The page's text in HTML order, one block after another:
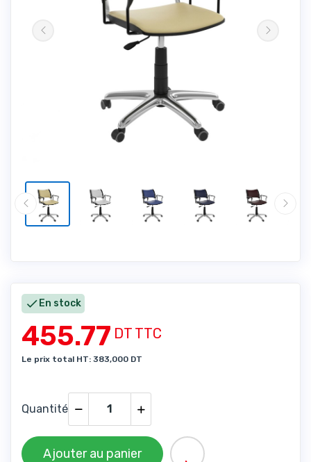
 En stock
455.77DT TTC
Le prix total HT: 383,000 DT
Quantité
Ajouter au panier